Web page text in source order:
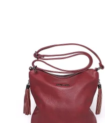
originalita, oblíbenost,
velikost, ozdobné střapce to
Skladem
8612
FLORA&CO
2 roky